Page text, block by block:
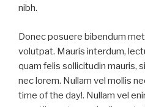
nibh.
Donec posuere bibendum
volutpat. Mauris interdum,
quam felis sollicitudin mauris,
nec lorem. Nullam vel mollis
time of the day!. Nullam vel